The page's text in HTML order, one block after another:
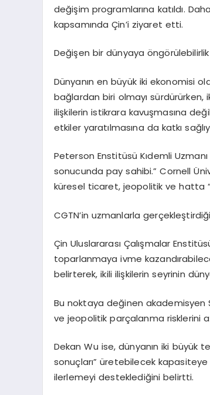
değişim programlarına katıldı.
kapsamında Çin’i ziyaret etti.
Değişen bir dünyaya
Dünyanın en büyük iki ekonomisi
bağlardan biri olmayı sürdürürken,
ilişkilerin istikrara kavuşmasına
etkiler yaratılmasına da katkı
Peterson Enstitüsü Kıdemli
sonucunda pay sahibi.” Cornell
küresel ticaret, jeopolitik ve hatta
CGTN’in uzmanlarla
Çin Uluslararası Çalışmalar
toparlanmaya ivme
belirterek, ikili ilişkilerin seyrinin
Bu noktaya değinen akademisyen
ve jeopolitik parçalanma risklerini
Dekan Wu ise, dünyanın iki büyük
sonuçları” üretebilecek
ilerlemeyi desteklediğini belirtti.